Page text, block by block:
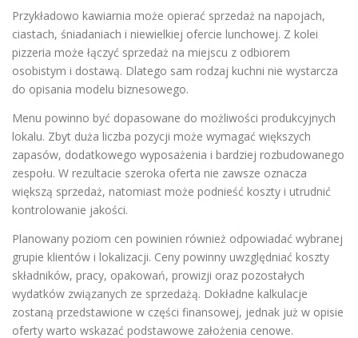
Przykładowo kawiarnia może opierać sprzedaż na napojach,
ciastach, śniadaniach i niewielkiej ofercie lunchowej. Z kolei
pizzeria może łączyć sprzedaż na miejscu z odbiorem
osobistym i dostawą. Dlatego sam rodzaj kuchni nie wystarcza
do opisania modelu biznesowego.
Menu powinno być dopasowane do możliwości produkcyjnych
lokalu. Zbyt duża liczba pozycji może wymagać większych
zapasów, dodatkowego wyposażenia i bardziej rozbudowanego
zespołu. W rezultacie szeroka oferta nie zawsze oznacza
większą sprzedaż, natomiast może podnieść koszty i utrudnić
kontrolowanie jakości.
Planowany poziom cen powinien również odpowiadać wybranej
grupie klientów i lokalizacji. Ceny powinny uwzględniać koszty
składników, pracy, opakowań, prowizji oraz pozostałych
wydatków związanych ze sprzedażą. Dokładne kalkulacje
zostaną przedstawione w części finansowej, jednak już w opisie
oferty warto wskazać podstawowe założenia cenowe.